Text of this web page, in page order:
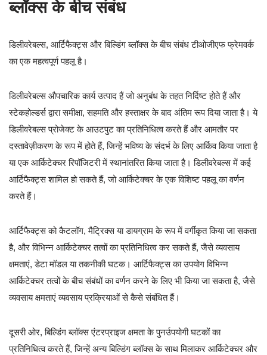
ब्लॉक्स के बीच संबंध
डिलीवरेबल्स, आर्टिफैक्ट्स और बिल्डिंग ब्लॉक्स के बीच संबंध टीओजीएफ फ्रेमवर्क
का एक महत्वपूर्ण पहलू है।
डिलीवरेबल्स औपचारिक कार्य उत्पाद हैं जो अनुबंध के तहत निर्दिष्ट होते हैं और
स्टेकहोल्डर्स द्वारा समीक्षा, सहमति और हस्ताक्षर के बाद अंतिम रूप दिया जाता है। ये
डिलीवरेबल्स प्रोजेक्ट के आउटपुट का प्रतिनिधित्व करते हैं और आमतौर पर
दस्तावेज़ीकरण के रूप में होते हैं, जिन्हें भविष्य के संदर्भ के लिए आर्किव किया जाता है
या एक आर्किटेक्चर रिपॉजिटरी में स्थानांतरित किया जाता है। डिलीवरेबल्स में कई
आर्टिफैक्ट्स शामिल हो सकते हैं, जो आर्किटेक्चर के एक विशिष्ट पहलू का वर्णन
करते हैं।
आर्टिफैक्ट्स को कैटलॉग, मैट्रिक्स या डायग्राम के रूप में वर्गीकृत किया जा सकता
है, और विभिन्न आर्किटेक्चर तत्वों का प्रतिनिधित्व कर सकते हैं, जैसे व्यवसाय
क्षमताएं, डेटा मॉडल या तकनीकी घटक। आर्टिफैक्ट्स का उपयोग विभिन्न
आर्किटेक्चर तत्वों के बीच संबंधों का वर्णन करने के लिए भी किया जा सकता है, जैसे
व्यवसाय क्षमताएं व्यवसाय प्रक्रियाओं से कैसे संबंधित हैं।
दूसरी ओर, बिल्डिंग ब्लॉक्स एंटरप्राइज क्षमता के पुनर्उपयोगी घटकों का
प्रतिनिधित्व करते हैं, जिन्हें अन्य बिल्डिंग ब्लॉक्स के साथ मिलाकर आर्किटेक्चर और